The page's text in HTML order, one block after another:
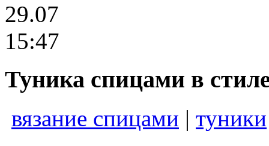
29.07
15:47
Туника спицами в
вязание спицами | туники